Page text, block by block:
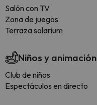
Salón con TV
Zona de juegos
Terraza solarium
Niños y animación
Club de niños
Espectáculos en directo